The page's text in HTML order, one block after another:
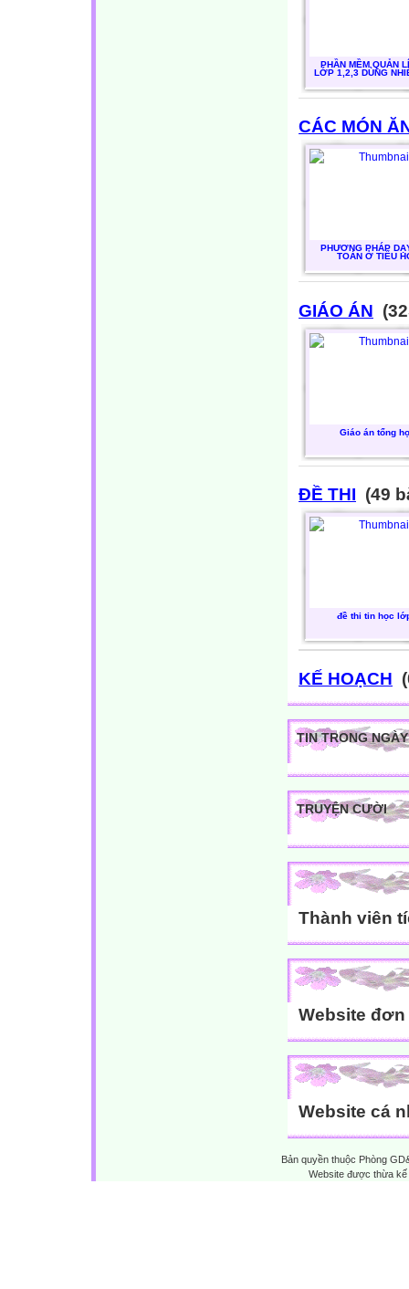
PHẦN MỀM QUẢN
LỚP 1,2,3 DÙNG
CÁC MÓN
PHƯƠNG PHÁP
TOÁN Ở TIỂU
GIÁO ÁN
Giáo án tổng
ĐỀ THI (49
đề thi tin học
KẾ HOẠCH
TIN TRONG NGÀY
TRUYỆN CƯỜI
Thành viên
Website
Website cá
Bản quyền thuộc Phòng
Website được thừa